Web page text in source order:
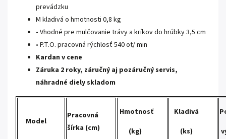
prevádzku
M kladivá o hmotnosti 0,8 kg
• Vhodné pre mulčovanie trávy a kríkov do hrúbky 3,5 cm
• P.T.O. pracovná rýchlosť 540 ot/min
Kardan v cene
Záruka 2 roky, záručný aj pozáručný servis,
náhradné diely skladom
Model
Pracovná
šírka (cm)
Hmotnosť
(kg)
Kladivá
(ks)